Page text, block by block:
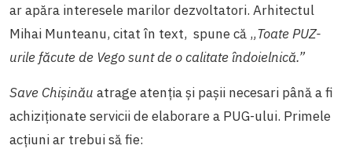
ar apăra interesele marilor dezvoltatori. Arhitectul
Mihai Munteanu, citat în text, spune că „Toate PUZ-
urile făcute de Vego sunt de o calitate îndoielnică.”
Save Chișinău atrage atenția și pașii necesari până a fi
achiziționate servicii de elaborare a PUG-ului. Primele
acțiuni ar trebui să fie: